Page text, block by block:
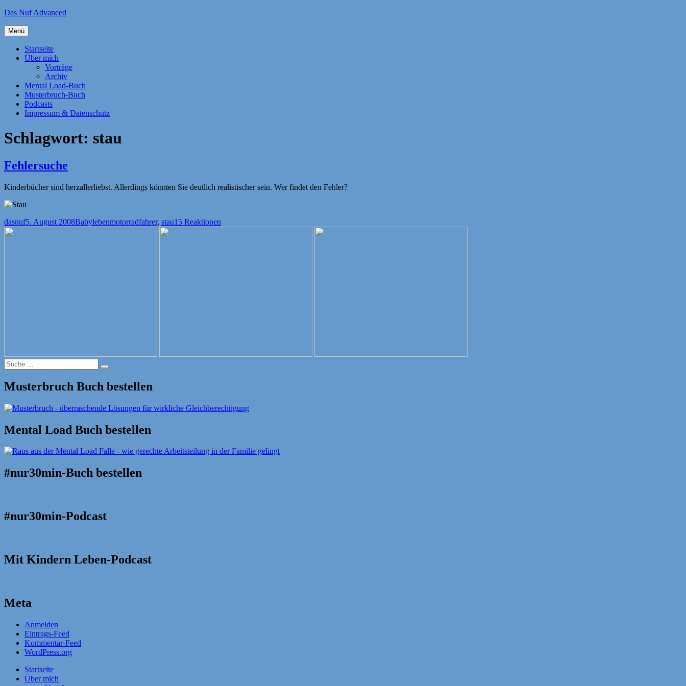
Zum
springen
Das Nuf Advanced
Menü
Startseite
Über mich
Vorträge
Archiv
Mental Load-Buch
Musterbruch-Buch
Podcasts
Impressum & Datenschutz
Schlagwort: stau
Fehlersuche
Kinderbücher sind herzallerliebst. Allerdings könnten Sie deutlich realistischer sein. Wer findet den Fehler?
Autor
dasnufVeröffentlicht
5. August 2008Kategorien
BabylebenSchlagwörter
motorradfahrer, stau15 Reaktionen
Suche
nach:
Suche
Musterbruch Buch bestellen
Mental Load Buch bestellen
#nur30min-Buch bestellen
#nur30min-Podcast
Mit Kindern Leben-Podcast
Meta
Anmelden
Eintrags-Feed
Kommentar-Feed
WordPress.org
Startseite
Über mich